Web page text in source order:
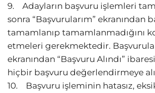
9. Adayların başvuru işlemleri
sonra “Başvurularım” ekranından
tamamlanıp tamamlanmadığını
etmeleri gerekmektedir.
ekranından “Başvuru Alındı”
hiçbir başvuru değerlendirmeye
10. Başvuru işleminin hatasız,